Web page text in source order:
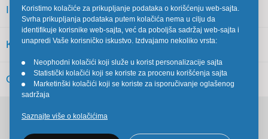
INFORMACIJE
KORISNIČKI SERVIS
OSTALO
Koristimo kolačiće za prikupljanje podataka o korišćenju web-sajta.
Svrha prikupljanja podataka putem kolačića nema u cilju da
identifikuje korisnike web-sajta, već da poboljša sadržaj web-sajta i
unapredi Vaše korisničko iskustvo. Izdvajamo nekoliko vrsta:
•
Neophodni kolačići koji služe u korist personalizacije sajta
•
Statistički kolačići koji se koriste za procenu korišćenja sajta
•
Marketinški kolačići koji se koriste za isporučivanje oglašenog
sadržaja
Saznajte više o kolačićima